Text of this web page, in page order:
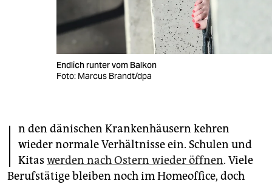
fragen & hilfe
unterstützen
genossenschaft
epaper login
Endlich runter vom Balkon
Foto: Marcus Brandt/dpa
I n den dänischen Krankenhäusern kehren
wieder normale Verhältnisse ein. Schulen und
Kitas werden nach Ostern wieder öffnen. Viele
Berufstätige bleiben noch im Homeoffice, doch